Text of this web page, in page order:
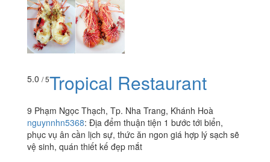
5.0 / 5Tropical Restaurant
9 Phạm Ngọc Thạch, Tp. Nha Trang, Khánh Hoà
nguynnhn5368: Địa đểm thuận tiện 1 bước tới biển,
phục vụ ân cần lịch sự, thức ăn ngon giá hợp lý sạch sẽ
vệ sinh, quán thiết kế đẹp mắt